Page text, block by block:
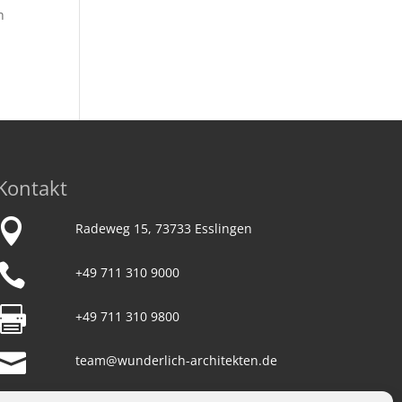
Radeweg 15, 73733 Esslingen
+49 711 310 9000
+49 711 310 9800
team@wunderlich-architekten.de